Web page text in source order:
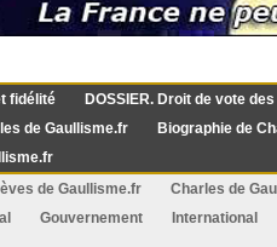
fidélité
DOSSIER. Droit de vote
de Gaullisme.fr
Biographie de
de Gaullisme.fr
Charles de
Gouvernement
International